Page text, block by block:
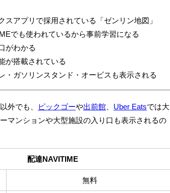
スアプリで採用されている「ゼンリン地図」
でも使われているから事前学習になる
がわかる
が搭載されている
・ガソリンスタンド・オービスも表示される
外でも、 ピックゴーや出前館 Uber Eatsでは大
マンションや大型施設の入り口も表示されるの
配達NAVITIME
無料